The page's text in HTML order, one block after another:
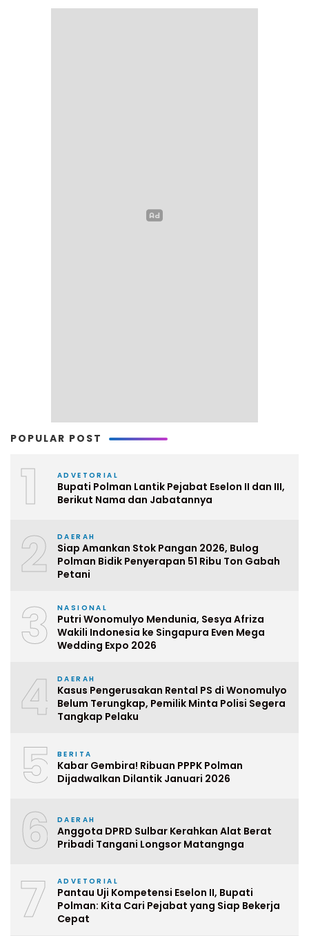
POPULAR POST
1 ADVETORIAL
Bupati Polman Lantik Pejabat Eselon II dan III,
Berikut Nama dan Jabatannya
2 DAERAH
Siap Amankan Stok Pangan 2026, Bulog
Polman Bidik Penyerapan 51 Ribu Ton Gabah
Petani
3 NASIONAL
Putri Wonomulyo Mendunia, Sesya Afriza
Wakili Indonesia ke Singapura Even Mega
Wedding Expo 2026
4 DAERAH
Kasus Pengerusakan Rental PS di Wonomulyo
Belum Terungkap, Pemilik Minta Polisi Segera
Tangkap Pelaku
5 BERITA
Kabar Gembira! Ribuan PPPK Polman
Dijadwalkan Dilantik Januari 2026
6 DAERAH
Anggota DPRD Sulbar Kerahkan Alat Berat
Pribadi Tangani Longsor Matangnga
7 ADVETORIAL
Pantau Uji Kompetensi Eselon II, Bupati
Polman: Kita Cari Pejabat yang Siap Bekerja
Cepat